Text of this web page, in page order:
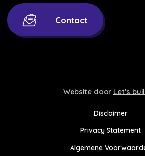
Contact
Website door Let's
Disclaimer
Privacy Statement
Algemene